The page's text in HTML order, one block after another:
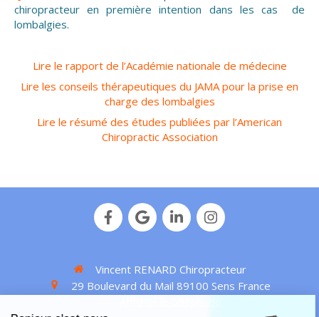
chiropracteur en première intention dans les cas de
lombalgies.
Lire le rapport de l’Académie nationale de médecine
Lire les conseils thérapeutiques du JAMA pour la prise en
charge des lombalgies
Lire le résumé des études publiées par l’American
Chiropractic Association
Vincent RENARD Chiropracteur
29 Boulevard du Mail 89100 Sens France